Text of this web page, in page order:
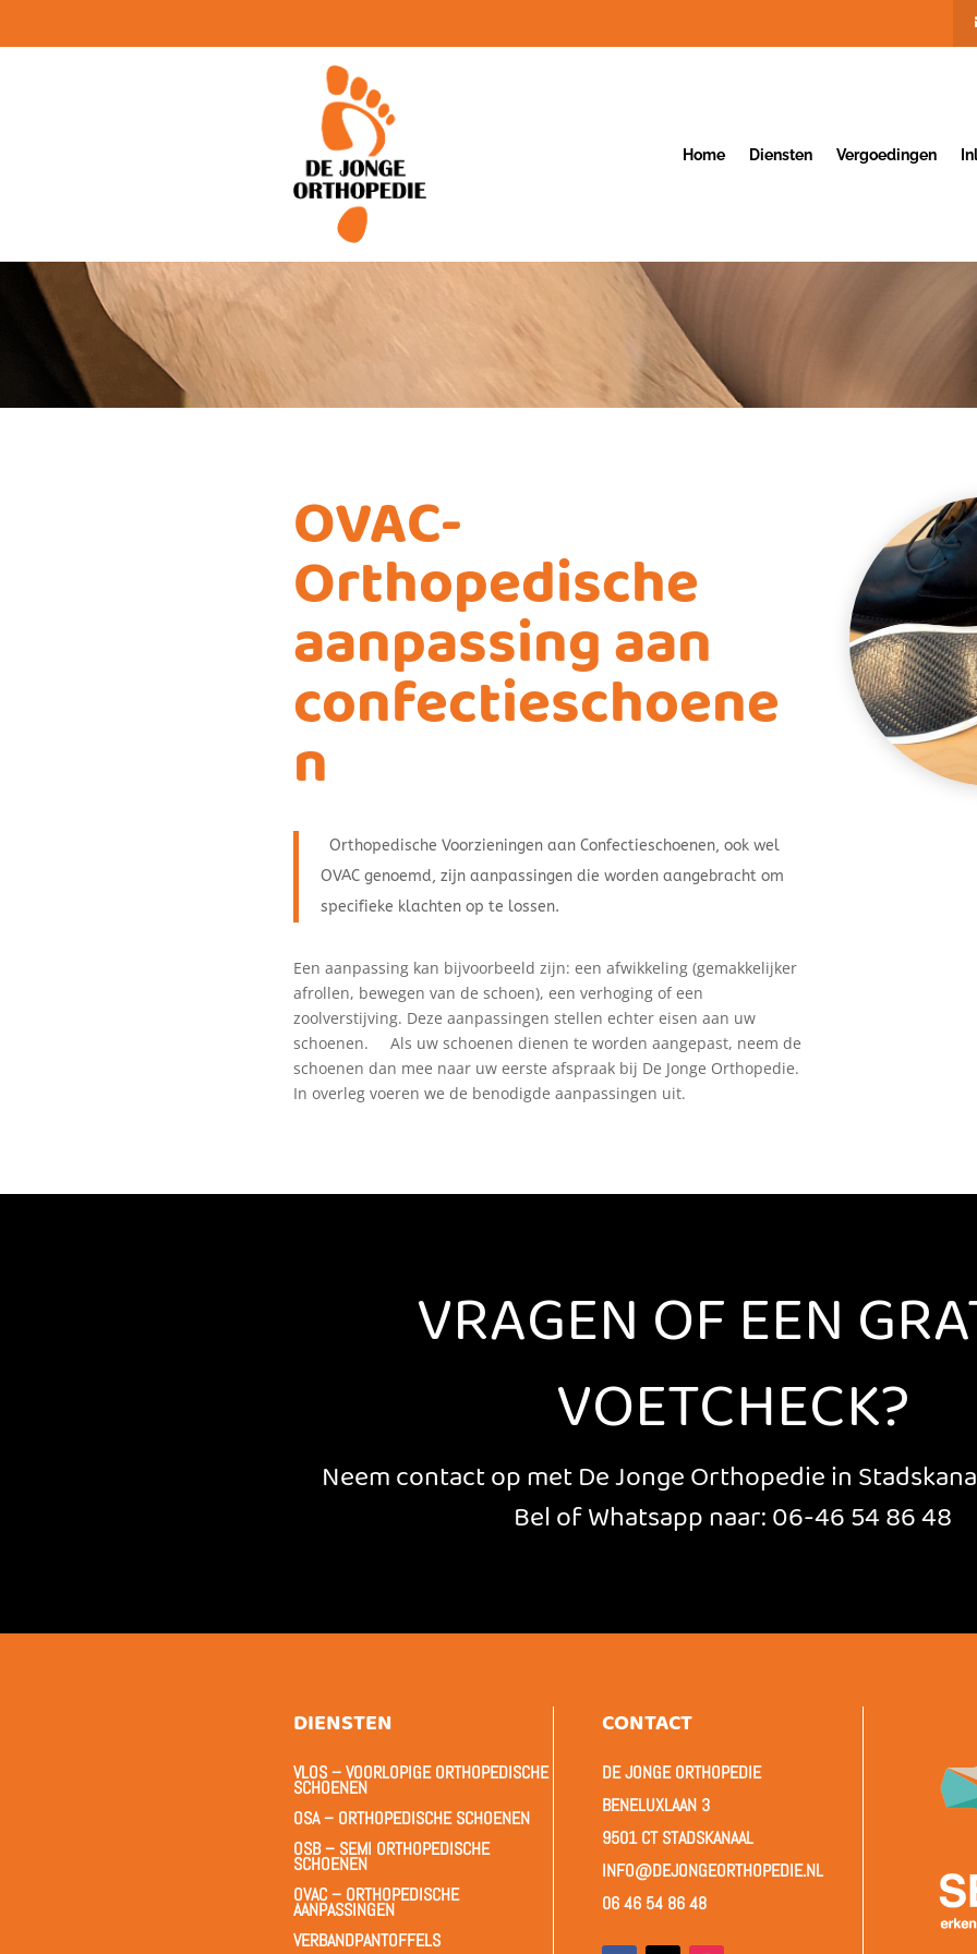
Home Diensten Vergoedingen
OVAC-
Orthopedische
aanpassing aan
confectieschoene
n
Orthopedische Voorzieningen aan Confectieschoenen, ook wel
OVAC genoemd, zijn aanpassingen die worden aangebracht om
specifieke klachten op te lossen.
Een aanpassing kan bijvoorbeeld zijn: een afwikkeling (gemakkelijker
afrollen, bewegen van de schoen), een verhoging of een
zoolverstijving. Deze aanpassingen stellen echter eisen aan uw
schoenen. Als uw schoenen dienen te worden aangepast, neem de
schoenen dan mee naar uw eerste afspraak bij De Jonge Orthopedie.
In overleg voeren we de benodigde aanpassingen uit.
VRAGEN OF EEN
VOETCHECK?
Neem contact op met De Jonge Orthopedie in
Bel of Whatsapp naar:06-46 54 86 48
DIENSTEN
VLOS – VOORLOPIGE ORTHOPEDISCHE
SCHOENEN
OSA – ORTHOPEDISCHE SCHOENEN
OSB – SEMI ORTHOPEDISCHE
SCHOENEN
OVAC – ORTHOPEDISCHE
AANPASSINGEN
VERBANDPANTOFFELS
CONTACT
DE JONGE ORTHOPEDIE
BENELUXLAAN 3
9501 CT STADSKANAAL
INFO@DEJONGEORTHOPEDIE.NL
06 46 54 86 48